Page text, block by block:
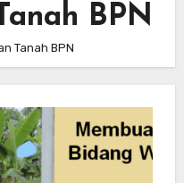
BPN
Tanah BPN